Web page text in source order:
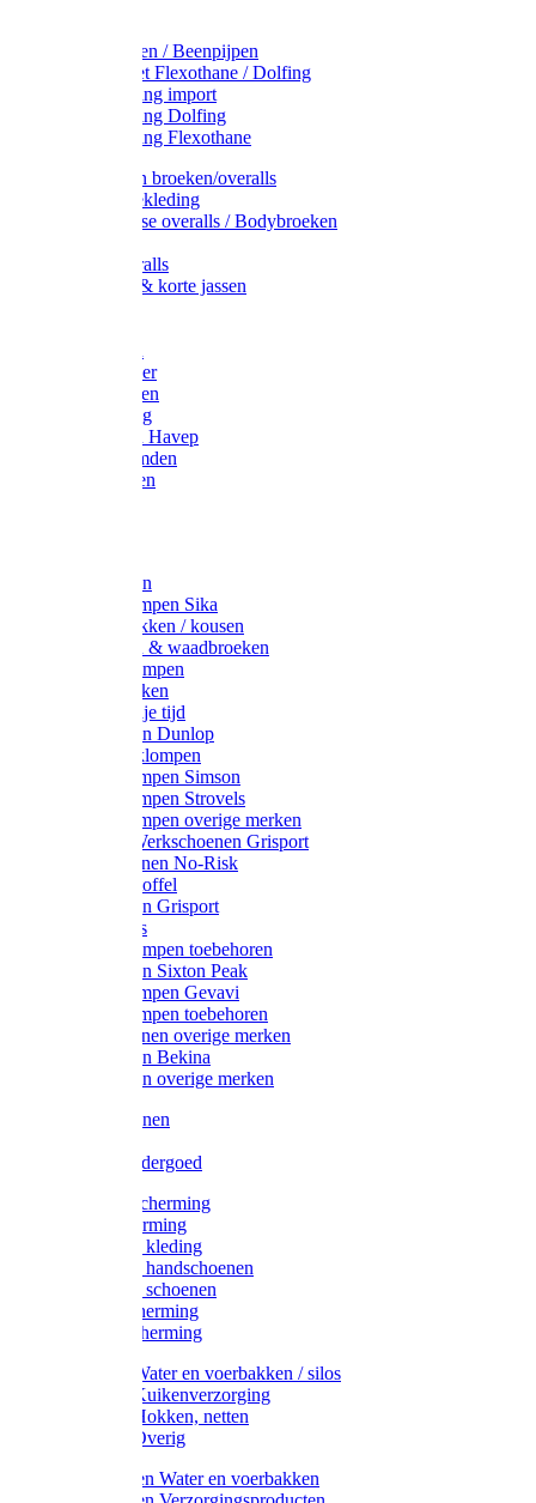
Plukmouwen / Beenpijpen
Reparatieset Flexothane / Dolfing
Regenkleding import
Regenkleding Dolfing
Regenkleding Flexothane
Toebehoren broeken/overalls
Signalisatiekleding
Amerikaanse overalls / Bodybroeken
Kinderoveralls
Stofjassen & korte jassen
Bodywarmer
Werkbroeken
Zaagkleding
Werkjassen Havep
Thermohemden
Overhemden
Werksokken
Schoenklompen Sika
Thermo sokken / kousen
Lieslaarzen & waadbroeken
Houten klompen
Wandelsokken
Laarzen vrije tijd
Werklaarzen Dunlop
Kunststof klompen
Schoenklompen Simson
Schoenklompen Strovels
Schoenklompen overige merken
Wandel-/ Werkschoenen Grisport
Werkschoenen No-Risk
Klomppantoffel
Werklaarzen Grisport
Accessoires
Houten klompen toebehoren
Werklaarzen Sixton Peak
Schoenklompen Gevavi
Schoenklompen toebehoren
Werkschoenen overige merken
Werklaarzen Bekina
Werklaarzen overige merken
Handschoenen
Thermo ondergoed
Gehoorbescherming
Oogbescherming
Disposable kleding
Disposable handschoenen
Disposable schoenen
Mondbescherming
Hoofdbescherming
Pluimvee Water en voerbakken / silos
Pluimvee Kuikenverzorging
Pluimvee Hokken, netten
Pluimvee Overig
Knaagdieren Water en voerbakken